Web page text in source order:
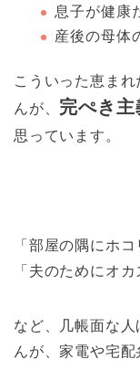
息子が健康
産後の母体
こういった恵ま
んが、 完ぺき主
思っています。
「部屋の隅にホ
「夫のためにオ
など、几帳面な
んが、家電や宅配